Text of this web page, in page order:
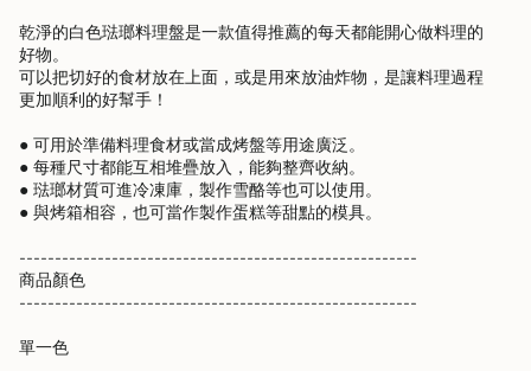
quantity
for
{{
product
}}",
"multiples_of"=>"Increments
of
{{
quantity
}}",
of
{{
}}",
"maximum_of"=>"Maximum
乾淨的白色琺瑯料理盤是一款值得推薦的每天都能開心做料理的
好物。
可以把切好的食材放在上面，或是用來放油炸物，是讓料理過程
更加順利的好幫手！
● 可用於準備料理食材或當成烤盤等用途廣泛。
● 每種尺寸都能互相堆疊放入，能夠整齊收納。
● 琺瑯材質可進冷凍庫，製作雪酪等也可以使用。
● 與烤箱相容，也可當作製作蛋糕等甜點的模具。
--------------------------------------------------------
商品顏色
--------------------------------------------------------
單一色